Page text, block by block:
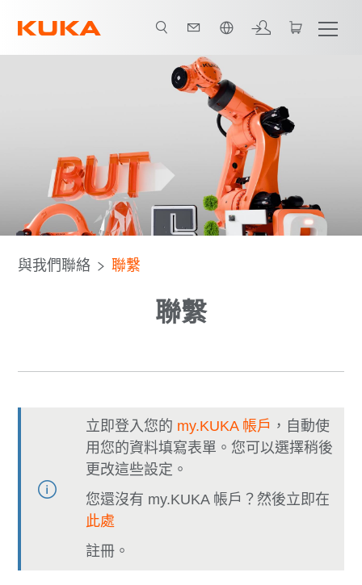
與我們聯絡 聯繫
聯繫
立即登入您的 my.KUKA 帳戶 ，自動使
用您的資料填寫表單。您可以選擇稍後
更改這些設定。
您還沒有 my.KUKA 帳戶？然後立即在
此處
註冊。